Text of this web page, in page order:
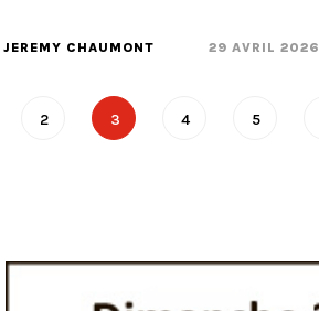
JEREMY CHAUMONT 29 AVRIL 2026
2 3 4 5